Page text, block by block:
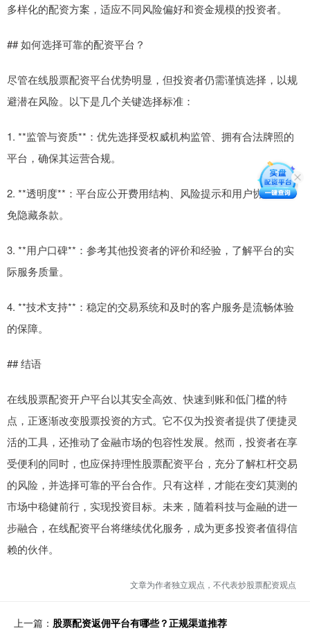
多样化的配资方案，适应不同风险偏好和资金规模的投资者。
## 如何选择可靠的配资平台？
尽管在线股票配资平台优势明显，但投资者仍需谨慎选择，以规
避潜在风险。以下是几个关键选择标准：
1. **监管与资质**：优先选择受权威机构监管、拥有合法牌照的
平台，确保其运营合规。
2. **透明度**：平台应公开费用结构、风险提示和用户协议，避
免隐藏条款。
3. **用户口碑**：参考其他投资者的评价和经验，了解平台的实
际服务质量。
4. **技术支持**：稳定的交易系统和及时的客户服务是流畅体验
的保障。
## 结语
在线股票配资开户平台以其安全高效、快速到账和低门槛的特
点，正逐渐改变股票投资的方式。它不仅为投资者提供了便捷灵
活的工具，还推动了金融市场的包容性发展。然而，投资者在享
受便利的同时，也应保持理性股票配资平台，充分了解杠杆交易
的风险，并选择可靠的平台合作。只有这样，才能在变幻莫测的
市场中稳健前行，实现投资目标。未来，随着科技与金融的进一
步融合，在线配资平台将继续优化服务，成为更多投资者值得信
赖的伙伴。
文章为作者独立观点，不代表炒股票配资观点
上一篇： 股票配资返佣平台有哪些？正规渠道推荐